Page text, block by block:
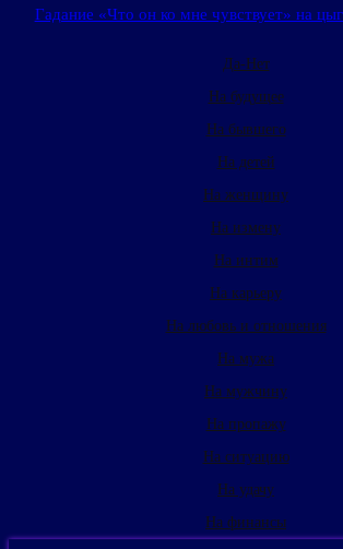
Гадание «Что он ко мне чувствует» на
Да-Нет
На будущее
На бывшего
На детей
На женщину
На измену
На интим
На карьеру
На любовь и отношения
На мужа
На мужчину
На пропажу
На ситуацию
На удачу
На финансы